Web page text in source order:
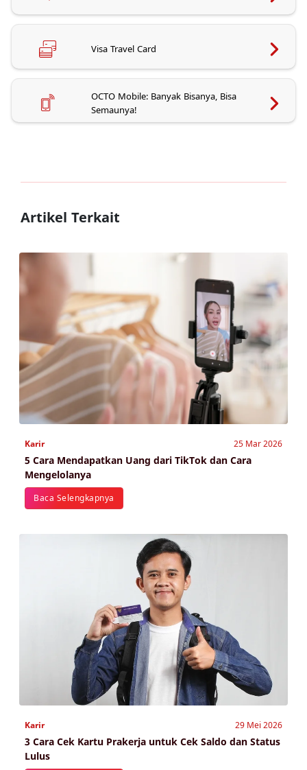
Visa Travel Card
OCTO Mobile: Banyak Bisanya, Bisa
Semaunya!
Artikel Terkait
Karir 25 Mar 2026
5 Cara Mendapatkan Uang dari TikTok dan Cara
Mengelolanya
Baca Selengkapnya
Karir 29 Mei 2026
3 Cara Cek Kartu Prakerja untuk Cek Saldo dan Status
Lulus